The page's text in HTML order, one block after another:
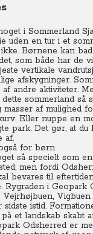
i Sommerland
uden en tur i et
Børnene kan
som både har de
vertikale
afskygninger.
af andre aktiviteter.
sommerland så
af mulighed
Eller nuppe en
park. Det gør, at du
af.
for børn
så specielt som
men fordi
bevares til
Rygraden i Geopark
sidste istid.
et landskab skabt
Odsherred er